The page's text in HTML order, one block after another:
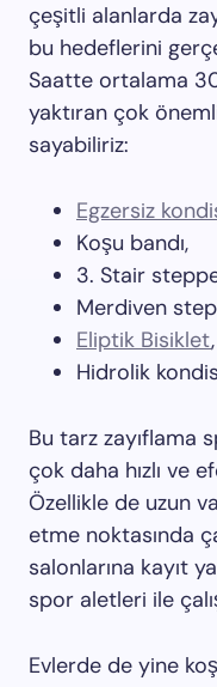
çeşitli alanlarda
bu hedeflerini
Saatte ortalama
yaktıran çok
sayabiliriz:
Egzersiz
Koşu bandı,
3. Stair
Merdiven
Eliptik Bisiklet,
Hidrolik
Bu tarz zayıflama
çok daha hızlı ve
Özellikle de uzun
etme noktasında
salonlarına kayıt
spor aletleri ile
Evlerde de yine